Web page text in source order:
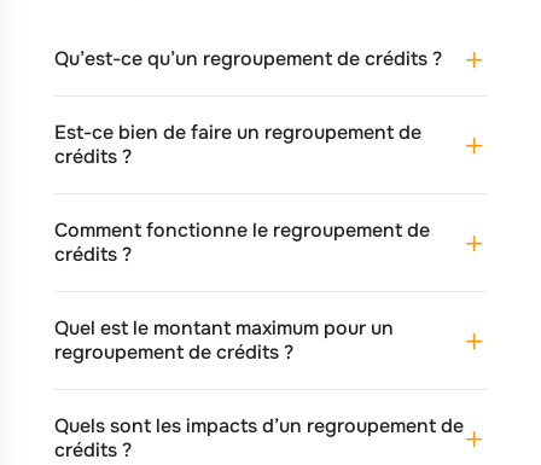
Qu’est-ce qu’un regroupement de crédits ?
Est-ce bien de faire un regroupement de
crédits ?
Comment fonctionne le regroupement de
crédits ?
Quel est le montant maximum pour un
regroupement de crédits ?
Quels sont les impacts d’un regroupement de
crédits ?